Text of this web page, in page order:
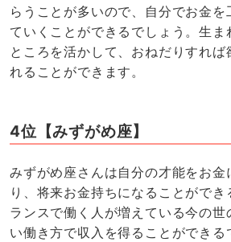
らうことが多いので、自分でお金を
ていくことができるでしょう。生ま
ところを活かして、おねだりすれば
れることができます。
4位【みずがめ座】
みずがめ座さんは自分の才能をお金
り、将来お金持ちになることがで
ランスで働く人が増えている今の世
い働き方で収入を得ることができる